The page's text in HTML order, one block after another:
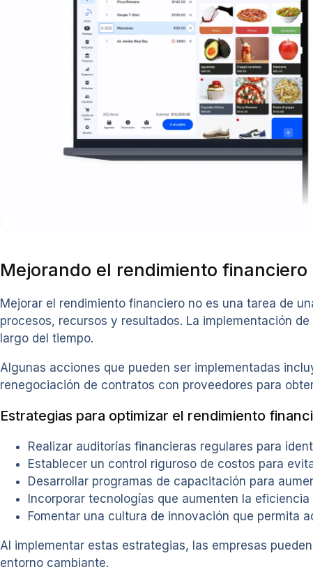
Mejorando el rendimiento
Mejorar el rendimiento financiero no es una tarea de
procesos, recursos y resultados. La implementación
largo del tiempo.
Algunas acciones que pueden ser implementadas
renegociación de contratos con proveedores para
Estrategias para optimizar el rendimiento
Realizar auditorías financieras regulares para
Establecer un control riguroso de costos para
Desarrollar programas de capacitación para
Incorporar tecnologías que aumenten la eficiencia
Fomentar una cultura de innovación que permita
Al implementar estas estrategias, las empresas
entorno cambiante.